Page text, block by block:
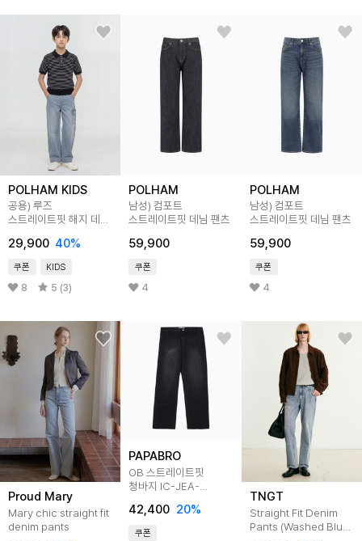
POLHAM KIDS
공용) 루즈
스트레이트핏 해지 데님
29,900 40%
쿠폰 KIDS
8 5 (3)
POLHAM
남성) 컴포트
스트레이트핏 데님 팬츠
59,900
쿠폰
4
POLHAM
남성) 컴포트
스트레이트핏 데님 팬츠
59,900
쿠폰
4
Proud Mary
Mary chic straight fit
denim pants
PAPABRO
OB 스트레이트핏
청바지 IC-JEA-
42,400 20%
쿠폰
TNGT
Straight Fit Denim
Pants (Washed Blue)